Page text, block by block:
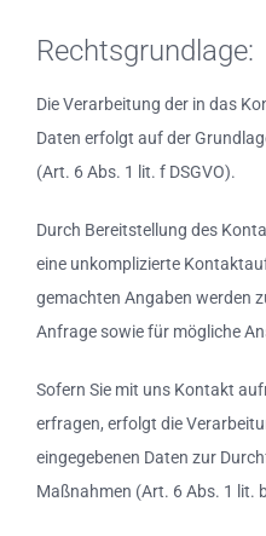
Rechtsgrundlage:
Die Verarbeitung der in das
Daten erfolgt auf der
(Art. 6 Abs. 1 lit. f DSGVO).
Durch Bereitstellung des
eine unkomplizierte
gemachten Angaben werden
Anfrage sowie für mögliche
Sofern Sie mit uns Kontakt
erfragen, erfolgt die
eingegebenen Daten zur
Maßnahmen (Art. 6 Abs. 1 lit.